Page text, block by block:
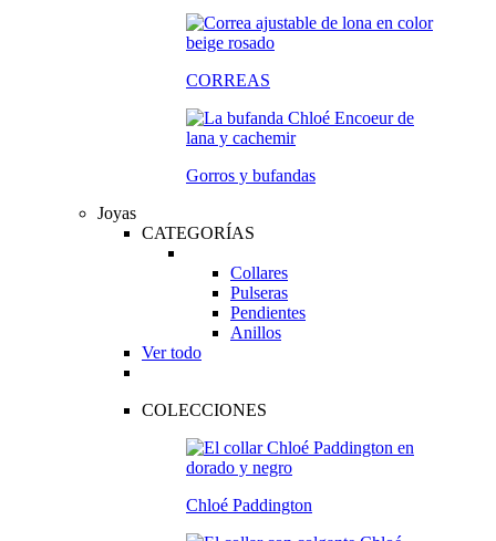
CORREAS
Gorros y bufandas
Joyas
CATEGORÍAS
Collares
Pulseras
Pendientes
Anillos
Ver todo
COLECCIONES
Chloé Paddington